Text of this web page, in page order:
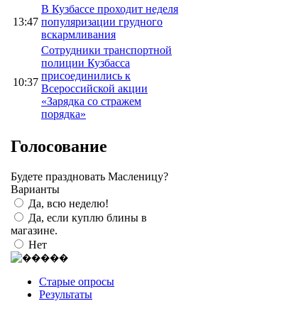
13:47
В Кузбассе проходит неделя
популяризации грудного
вскармливания
10:37
Сотрудники транспортной
полиции Кузбасса
присоединились к
Всероссийской акции
«Зарядка со стражем
порядка»
Голосование
Будете праздновать Масленицу?
Варианты
Да, всю неделю!
Да, если куплю блины в
магазине.
Нет
Старые опросы
Результаты